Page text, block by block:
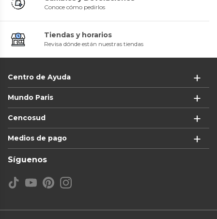
Conoce cómo pedirlos
Tiendas y horarios
Revisa dónde están nuestras tiendas
Centro de Ayuda
Mundo Paris
Cencosud
Medios de pago
Síguenos